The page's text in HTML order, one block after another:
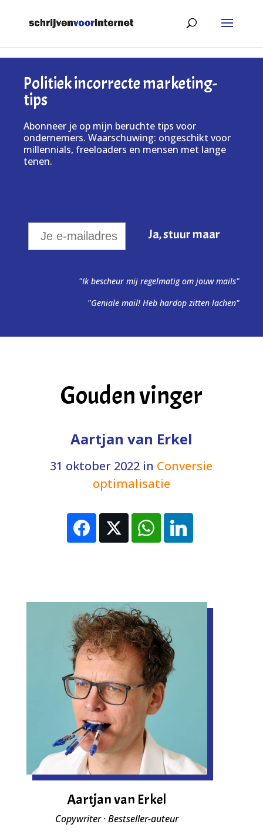
Politiek incorrecte marketing-
tips
Abonneer je op mijn beruchte tips voor
ondernemers. Waarschuwing: ongeschikt voor
millennials, freeloaders en mensen met lange
tenen.
"Ik bescheur mij regelmatig om jouw mails"
"Geniale mail! Heb hardop zitten lachen"
Gouden vinger
Aartjan van Erkel
31 oktober 2022 in Conversie
optimalisatie
Aartjan van Erkel
Copywriter · Bestseller-auteur